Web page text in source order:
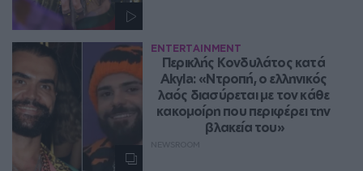
ENTERTAINMENT
Περικλής Κονδυλάτος κατά
Akyla: «Ντροπή, ο ελληνικός
λαός διασύρεται με τον κάθε
κακομοίρη που περιφέρει την
βλακεία του»